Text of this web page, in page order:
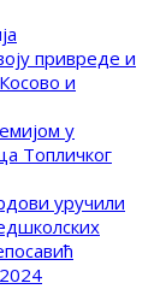
привреде и
и
у
Топличког
уручили